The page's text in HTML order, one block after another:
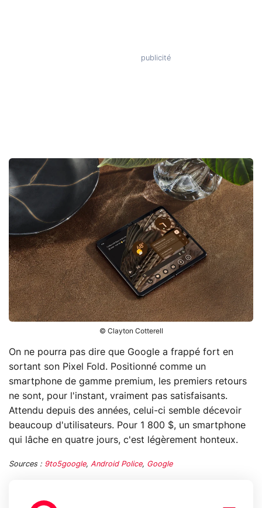
© Clayton Cotterell
On ne pourra pas dire que Google a frappé fort en
sortant son Pixel Fold. Positionné comme un
smartphone de gamme premium, les premiers retours
ne sont, pour l'instant, vraiment pas satisfaisants.
Attendu depuis des années, celui-ci semble décevoir
beaucoup d'utilisateurs. Pour 1 800 $, un smartphone
qui lâche en quatre jours, c'est légèrement honteux.
Sources : 9to5google, Android Police, Google